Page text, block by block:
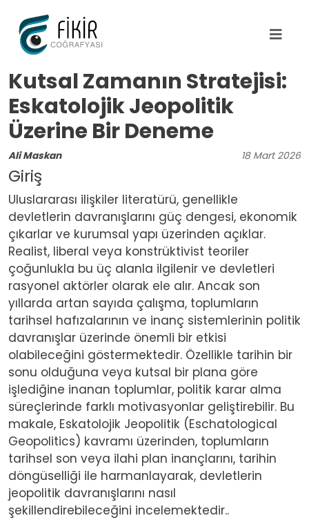
Kutsal Zamanın Stratejisi:
Eskatolojik Jeopolitik
Üzerine Bir Deneme
Ali Maskan 18 Mart 2026
Giriş
Uluslararası ilişkiler literatürü, genellikle
devletlerin davranışlarını güç dengesi, ekonomik
çıkarlar ve kurumsal yapı üzerinden açıklar.
Realist, liberal veya konstrüktivist teoriler
çoğunlukla bu üç alanla ilgilenir ve devletleri
rasyonel aktörler olarak ele alır. Ancak son
yıllarda artan sayıda çalışma, toplumların
tarihsel hafızalarının ve inanç sistemlerinin politik
davranışlar üzerinde önemli bir etkisi
olabileceğini göstermektedir. Özellikle tarihin bir
sonu olduğuna veya kutsal bir plana göre
işlediğine inanan toplumlar, politik karar alma
süreçlerinde farklı motivasyonlar geliştirebilir. Bu
makale, Eskatolojik Jeopolitik (Eschatological
Geopolitics) kavramı üzerinden, toplumların
tarihsel son veya ilahi plan inançlarını, tarihin
döngüselliği ile harmanlayarak, devletlerin
jeopolitik davranışlarını nasıl
şekillendirebileceğini incelemektedir..